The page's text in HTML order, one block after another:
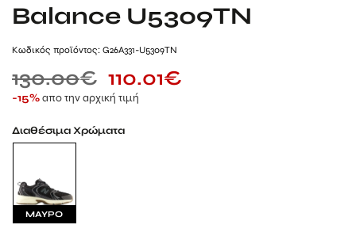
Balance U5309TN
Kωδικός προϊόντος: G26A331-U5309TN
130.00€ 110.01€
-15%απο την αρχική τιμή
Διαθέσιμα Χρώματα
ΜΑΥΡΟ